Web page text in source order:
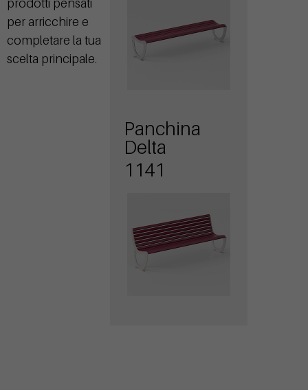
prodotti pensati
per arricchire e
completare la tua
scelta principale.
Panchina
Delta
1141